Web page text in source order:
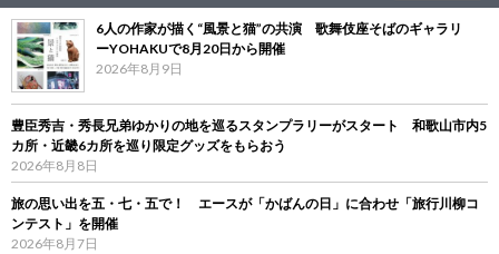
6人の作家が描く“風景と猫”の共演 歌舞伎座そばのギャラリ
ーYOHAKUで8月20日から開催
2026年8月9日
豊臣秀吉・秀長兄弟ゆかりの地を巡るスタンプラリーがスタート 和歌山市内5
カ所・近畿6カ所を巡り限定グッズをもらおう
2026年8月8日
旅の思い出を五・七・五で！ エースが「かばんの日」に合わせ「旅行川柳コ
ンテスト」を開催
2026年8月7日